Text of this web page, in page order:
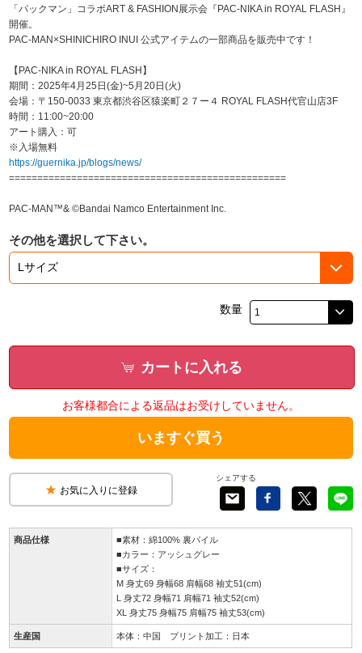
「パックマン」コラボART & FASHION展示会『PAC-NIKA in ROYAL FLASH』
開催。
PAC-MAN×SHINICHIRO INUI 公式アイテムの一部商品を販売中です！
【PAC-NIKA in ROYAL FLASH】
期間：2025年4月25日(金)~5月20日(火)
会場：〒150-0033 東京都渋谷区猿楽町２７ー４ ROYAL FLASH代官山店3F
時間：11:00~20:00
アート購入：可
※入場無料
https://guernika.jp/blogs/news/
=================================================
PAC-MAN™& ©Bandai Namco Entertainment Inc.
その他を選択して下さい。
数量
カートに入れる
お客様都合による返品はお受けしていません。
いますぐ買う
お気に入りに登録
シェアする
商品仕様
■素材：綿100% 裏パイル
■カラー：アッシュグレー
■サイズ：
M 身丈69 身幅68 肩幅68 袖丈51(cm)
L 身丈72 身幅71 肩幅71 袖丈52(cm)
XL 身丈75 身幅75 肩幅75 袖丈53(cm)
生産国 本体：中国 プリント加工：日本